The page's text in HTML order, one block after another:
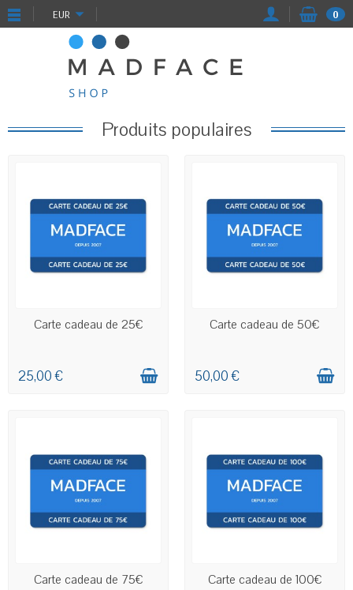
EUR 0
Produits populaires
SERA CRÉDITÉE SUR LE
Carte cadeau de 25€
25,00 €
SERA CRÉDITÉE SUR LE
Carte cadeau de 50€
50,00 €
SERA CRÉDITÉE SUR LE
Carte cadeau de 75€
SERA CRÉDITÉE SUR LE
Carte cadeau de 100€